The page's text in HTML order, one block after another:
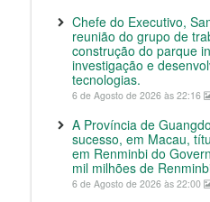
Chefe do Executivo,
reunião do grupo de
construção do parque
investigação e
tecnologias.
6 de Agosto de 2026 às 22:16
A Província de
sucesso, em Macau,
em Renminbi do
mil milhões de
6 de Agosto de 2026 às 22:00